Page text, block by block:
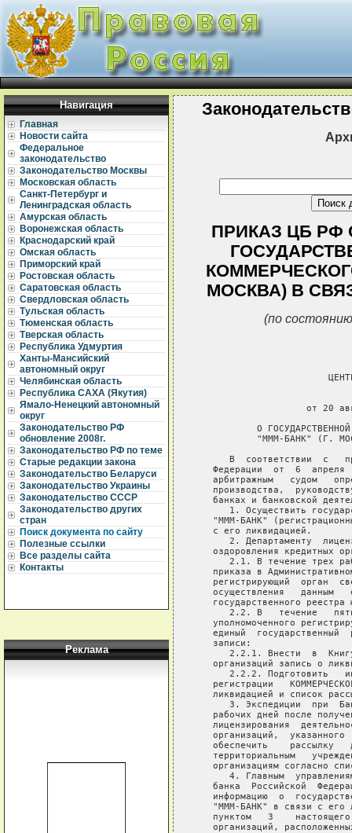
Навигация
Главная
Новости сайта
Федеральное
законодательство
Законодательство Москвы
Московская область
Санкт-Петербург и
Ленинградская область
Амурская область
Воронежская область
Краснодарский край
Омская область
Приморский край
Ростовская область
Саратовская область
Свердловская область
Тульская область
Тюменская область
Тверская область
Республика Удмуртия
Ханты-Мансийский
автономный округ
Челябинская область
Республика САХА (Якутия)
Ямало-Ненецкий автономный
округ
Законодательство РФ
обновление 2008г.
Законодательство РФ по теме
Старые редакции закона
Законодательство Беларуси
Законодательство Украины
Законодательство СССР
Законодательство других
стран
Поиск документа по сайту
Полезные ссылки
Все разделы сайта
Контакты
Реклама
ПРИКАЗ ЦБ РФ
МОСКВА) В
(по
от 20
О
"МММ-БАНК" (Г.
В  соответствии  с
Федерации  от  6  апреля
арбитражным   судом
производства,
банках и банковской
1. Осуществить
"МММ-БАНК"
   с его ликвидацией.
2. Департаменту
оздоровления кредитных
2.1. В течение трех
приказа в
регистрирующий  орган
осуществления   данным
государственного реестра
2.2. В   течение
уполномоченного
единый  государственный
   записи:
2.2.1. Внести  в
организаций запись о
2.2.2. Подготовить
регистрации
ликвидацией и список
3. Экспедиции  при
рабочих дней после
лицензирования
организаций,  указанного
обеспечить    рассылку
территориальным
организациям согласно
4. Главным
банка  Российской
информацию  о
"МММ-БАНК" в связи с его
пунктом   3
организаций,